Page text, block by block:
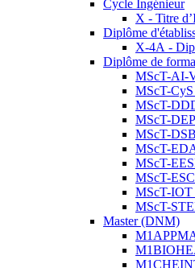
Cycle Ingénieur
X - Titre
Diplôme
X-4A -
Diplôme de
MScT-AI-
MScT-
MScT-
MScT-
MScT-
MScT-
MScT-
MScT-
MScT-IOT
MScT-
Master (DNM)